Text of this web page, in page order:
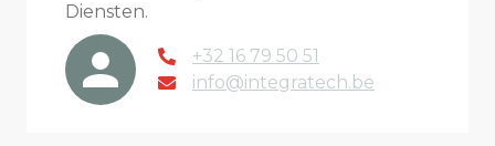
Diensten.
+32 16 79 50 51
info@integratech.be